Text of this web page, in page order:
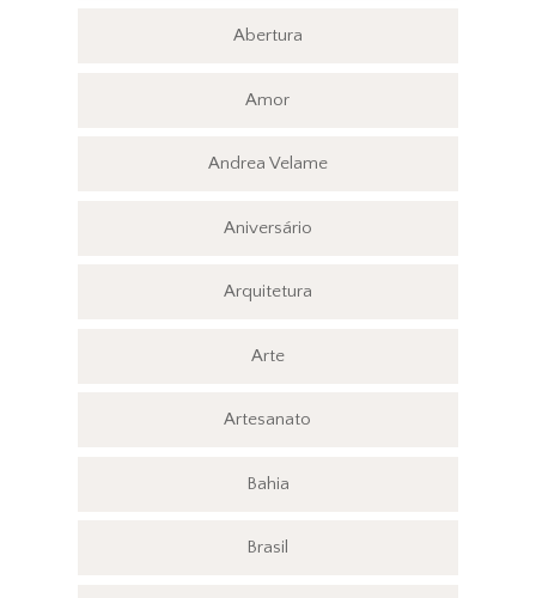
Abertura
Amor
Andrea Velame
Aniversário
Arquitetura
Arte
Artesanato
Bahia
Brasil